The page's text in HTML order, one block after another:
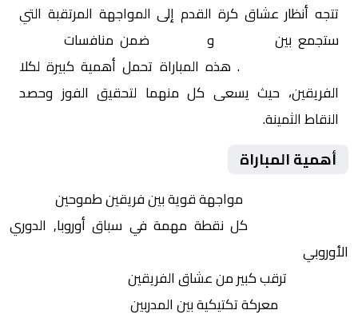
تتجه أنظار عشاق كرة القدم إلى المواجهة المرتقبة التي
ستجمع بين
و ضمن منافسات
. هذه المباراة تحمل أهمية كبيرة لكلا
الفريقين، حيث يسعى كل منهما لتحقيق الفوز وحصد
النقاط الثمينة.
أهمية المباراة
مواجهة قوية بين فريقين طموحين
كل نقطة مهمة في سباق أوروبا, الدوري
الأوروبي
ترقب كبير من عشاق الفريقين
معركة تكتيكية بين المدربين